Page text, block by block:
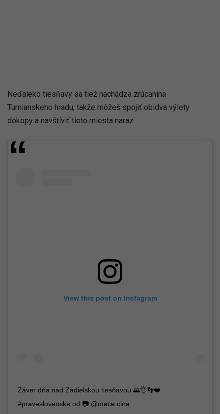
Neďaleko tiesňavy sa tiež nachádza zrúcanina
Turnianskeho hradu, takže môžeš spojiť obidva výlety
dokopy a navštíviť tieto miesta naraz.
View this post on Instagram
Záver dňa nad Zádielskou tiesňavou 🌄👌👣❤️
#praveslovenske od 📷 @mace.cina